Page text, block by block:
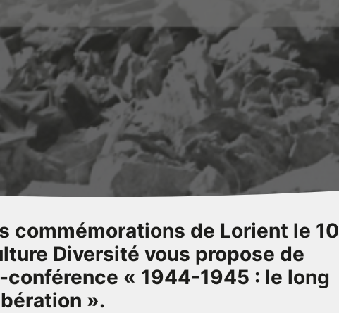
commémorations de Lorient le 10
Diversité vous propose de
« 1944-1945 : le long
».